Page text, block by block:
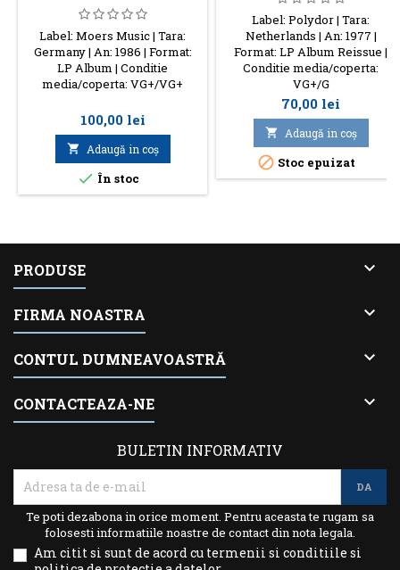
Label: Moers Music | Tara:
Germany | An: 1986 | Format:
LP Album | Conditie
media/coperta: VG+/VG+
Preţ
100,00 lei
 Adaugă in coş
 În stoc
Label: Polydor | Tara:
Netherlands | An: 1977 |
Format: LP Album Reissue |
Conditie media/coperta:
VG+/G
Preţ
70,00 lei
 Adaugă in coş
 Stoc epuizat
PRODUSE 
FIRMA NOASTRA 
CONTUL DUMNEAVOASTRĂ 
CONTACTEAZA-NE 
BULETIN INFORMATIV
Te poti dezabona in orice moment. Pentru aceasta te rugam sa
folosesti informatiile noastre de contact din nota legala.
Am citit si sunt de acord cu termenii si conditiile si